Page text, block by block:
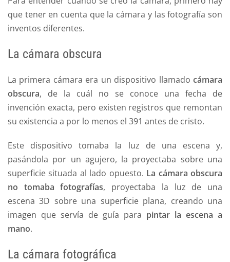
que tener en cuenta que la cámara y las fotografía son
inventos diferentes.
La cámara obscura
La primera cámara era un dispositivo llamado cámara
obscura, de la cuál no se conoce una fecha de
invención exacta, pero existen registros que remontan
su existencia a por lo menos el 391 antes de cristo.
Este dispositivo tomaba la luz de una escena y,
pasándola por un agujero, la proyectaba sobre una
superficie situada al lado opuesto. La cámara obscura
no tomaba fotografías, proyectaba la luz de una
escena 3D sobre una superficie plana, creando una
imagen que servía de guía para pintar la escena a
mano.
La cámara fotográfica